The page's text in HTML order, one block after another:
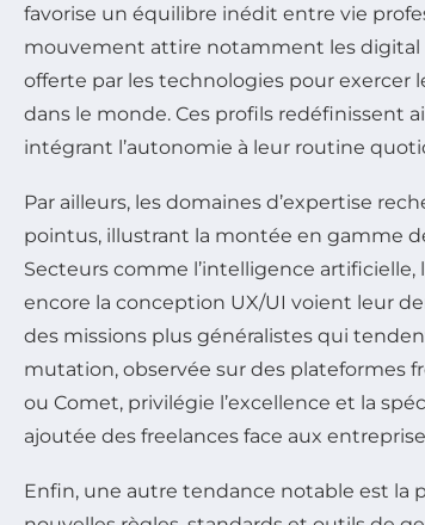
favorise un équilibre inédit entre vie
mouvement attire notamment les
offerte par les technologies pour exercer
dans le monde. Ces profils redéfinissent
intégrant l’autonomie à leur routine
Par ailleurs, les domaines d’expertise
pointus, illustrant la montée en gamme
Secteurs comme l’intelligence artificielle,
encore la conception UX/UI voient leur
des missions plus généralistes qui
mutation, observée sur des plateformes
ou Comet, privilégie l’excellence et la
ajoutée des freelances face aux
Enfin, une autre tendance notable est la